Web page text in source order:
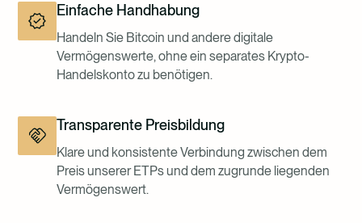
Einfache Handhabung
Handeln Sie Bitcoin und andere digitale
Vermögenswerte, ohne ein separates Krypto-
Handelskonto zu benötigen.
Transparente Preisbildung
Klare und konsistente Verbindung zwischen dem
Preis unserer ETPs und dem zugrunde liegenden
Vermögenswert.